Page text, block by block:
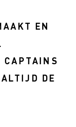
EN
CAPTAINS
DE